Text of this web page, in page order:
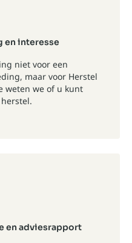
en interesse
niet voor een
maar voor Herstel
weten we of u kunt
en adviesrapport